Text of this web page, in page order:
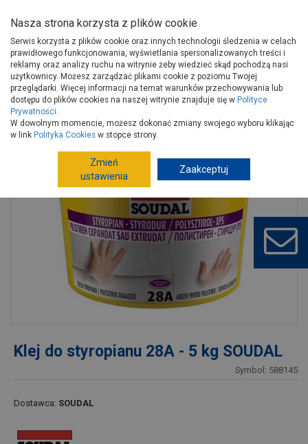
Strona główna Wykończenie Chemia budowlana
Kleje uniwersalne
Klej do styropianu 28A - 5 kg SOUDAL
Klej do styropianu 28A - 5 kg SOUDAL
Symbol: 588145
Dostawca: SOUDAL
Nasza strona korzysta z plików cookie
Serwis korzysta z plików cookie oraz innych technologii śledzenia w celach
prawidłowego funkcjonowania, wyświetlania spersonalizowanych treści i
reklamy oraz analizy ruchu na witrynie żeby wiedzieć skąd pochodzą nasi
użytkownicy. Możesz zarządzać plikami cookie z poziomu Twojej
przeglądarki. Więcej informacji na temat warunków przechowywania lub
dostępu do plików cookies na naszej witrynie znajduje się w Polityce
Prywatności.
W dowolnym momencie, możesz dokonać zmiany swojego wyboru klikając
w link Polityka Cookies w stopce strony.
Zmień
ustawienia
Zaakceptuj